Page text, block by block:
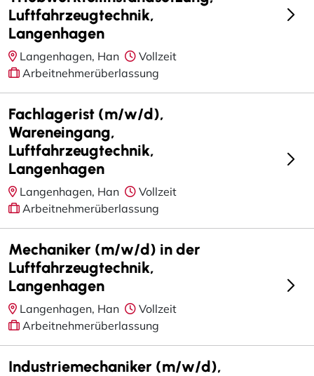
Luftfahrzeugtechnik,
Langenhagen
Langenhagen, Han
Vollzeit
Arbeitnehmerüberlassung
Fachlagerist (m/w/d),
Wareneingang,
Luftfahrzeugtechnik,
Langenhagen
Langenhagen, Han
Vollzeit
Arbeitnehmerüberlassung
Mechaniker (m/w/d) in der
Luftfahrzeugtechnik,
Langenhagen
Langenhagen, Han
Vollzeit
Arbeitnehmerüberlassung
Industriemechaniker (m/w/d),